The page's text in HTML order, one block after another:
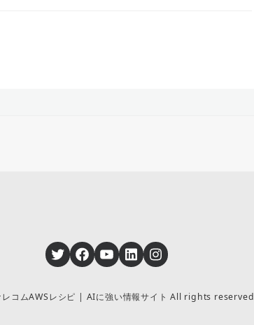
Twitter Facebook YouTube LinkedIn Instagram
コムAWSレシピ | AIに強い情報サイト All rights reserved